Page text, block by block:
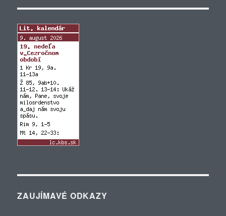
ZAUJÍMAVÉ ODKAZY